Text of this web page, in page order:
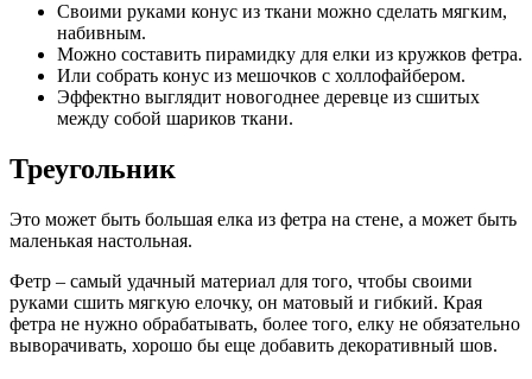
Своими руками конус из ткани можно сделать мягким,
набивным.
Можно составить пирамидку для елки из кружков фетра.
Или собрать конус из мешочков с холлофайбером.
Эффектно выглядит новогоднее деревце из сшитых
между собой шариков ткани.
Треугольник
Это может быть большая елка из фетра на стене, а может быть
маленькая настольная.
Фетр – самый удачный материал для того, чтобы своими
руками сшить мягкую елочку, он матовый и гибкий. Края
фетра не нужно обрабатывать, более того, елку не обязательно
выворачивать, хорошо бы еще добавить декоративный шов.